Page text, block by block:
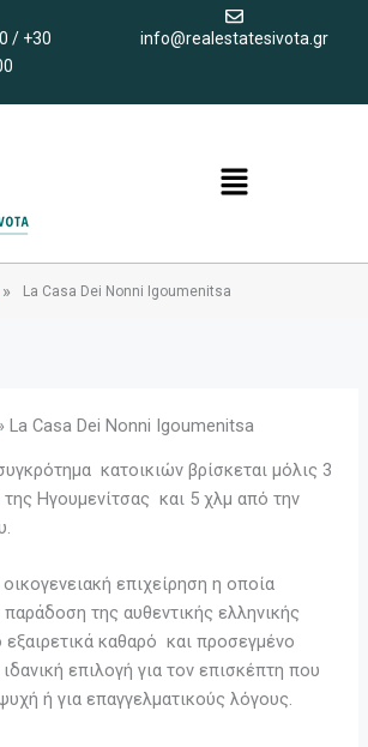
/ +30
info@realestatesivota.gr
Menu
» La Casa Dei Nonni Igoumenitsa
La Casa Dei Nonni Igoumenitsa
κατοικιών βρίσκεται μόλις 3
της Ηγουμενίτσας και 5 χλμ από την
οικογενειακή επιχείρηση η οποία
παράδοση της αυθεντικής ελληνικής
εξαιρετικά καθαρό και προσεγμένο
ιδανική επιλογή για τον επισκέπτη που
ή για επαγγελματικούς λόγους.